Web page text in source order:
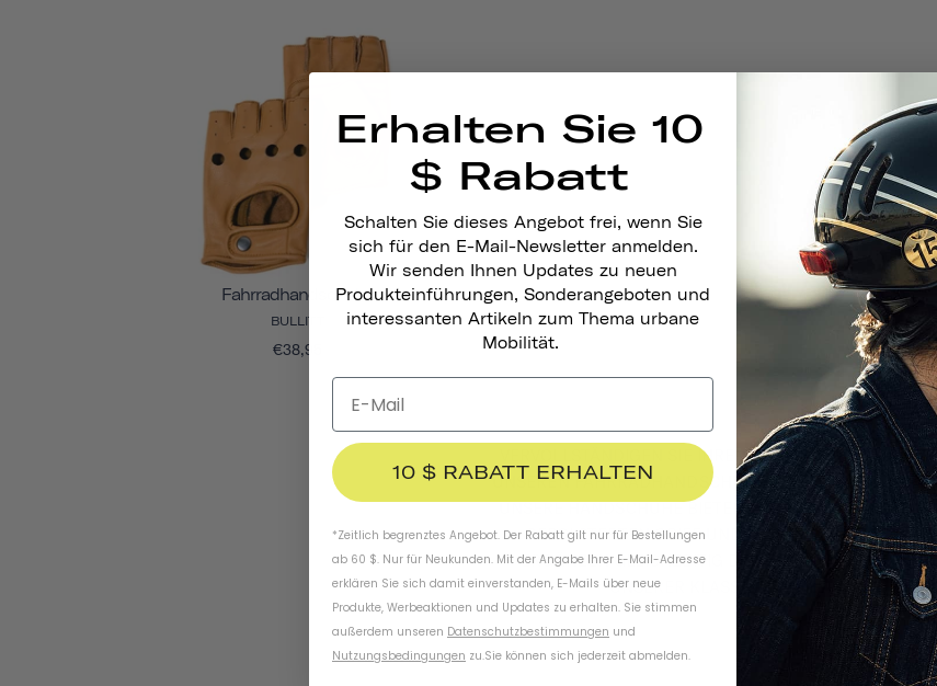
Fahrradhandschuhe
BULLITT
€38,95
VERVOLLSTÄNDIGEN SIE IHREN LOOK FÜR DIE STRASSE
NSEREN FAHRRADHANDSCHUHEN IM STIL DER 70ER
NSERE HANDSCHUHE BIETEN EINEN
EPOLSTERTEN GRIFF UND ATMUNGSAKTIVITÄT UND E
RGÄNZEN GLEICHZEITIG DEN TRADITIONELLEN
NSERER KLASSISCHEN HELME.
Erhalten Sie 10
$ Rabatt
Schalten Sie dieses Angebot frei, wenn Sie
sich für den E-Mail-Newsletter anmelden.
Wir senden Ihnen Updates zu neuen
Produkteinführungen, Sonderangeboten und
interessanten Artikeln zum Thema urbane
Mobilität.
10 $ RABATT ERHALTEN
*Zeitlich begrenztes Angebot. Der Rabatt gilt nur für Bestellungen
ab 60 $. Nur für Neukunden. Mit der Angabe Ihrer E-Mail-Adresse
erklären Sie sich damit einverstanden, E-Mails über neue
Produkte, Werbeaktionen und Updates zu erhalten. Sie stimmen
außerdem unseren Datenschutzbestimmungen und
Nutzungsbedingungen zu.Sie können sich jederzeit abmelden.